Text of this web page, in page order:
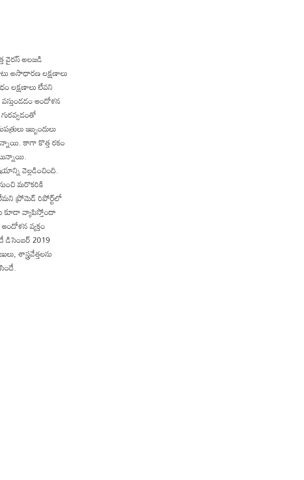
వైరస్ అలజడి
అసాధారణ లక్షణాలు
లక్షణాలు లేవని
వస్తుండడం ఆందోళన
ఇబ్బందులు
కాగా కొత్త రకం
వెల్లడించింది.
మరొకరికి
ప్రోమెడ్ రిపోర్ట్‌లో
కూడా వ్యాపిస్తోందా
వ్యక్తం
డిసెంబర్ 2019
శాస్త్రవేత్తలను